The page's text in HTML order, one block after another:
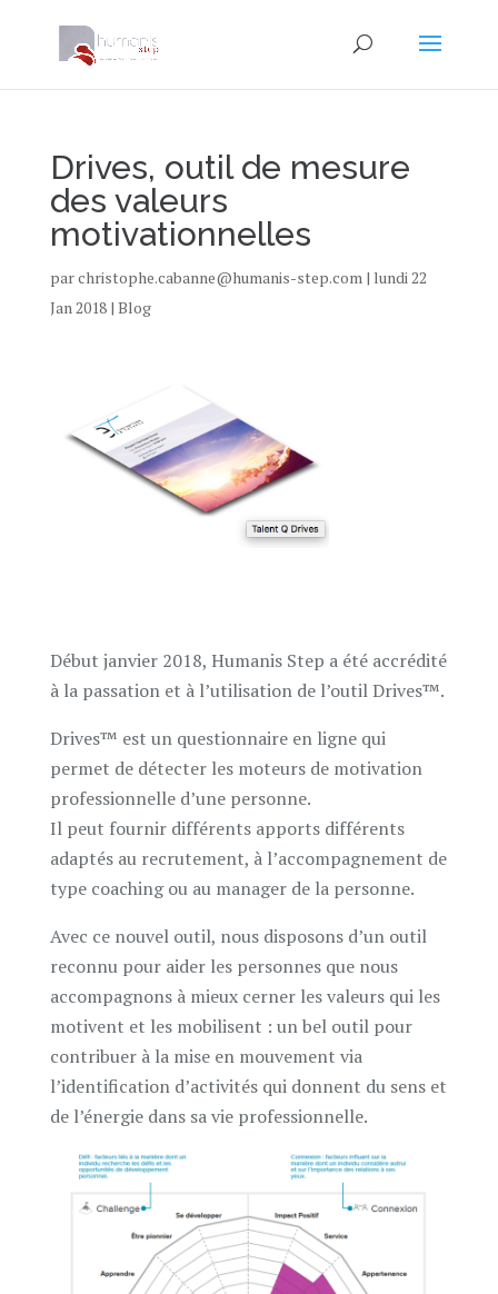
Drives, outil de mesure
des valeurs
motivationnelles
parchristophe.cabanne@humanis-step.com| lundi 22
Jan 2018| Blog
Début janvier 2018, Humanis Step a été accrédité
à la passation et à l’utilisation de l’outil Drives™.
Drives™ est un questionnaire en ligne qui
permet de détecter les moteurs de motivation
professionnelle d’une personne.
Il peut fournir différents apports différents
adaptés au recrutement, à l’accompagnement de
type coaching ou au manager de la personne.
Avec ce nouvel outil, nous disposons d’un outil
reconnu pour aider les personnes que nous
accompagnons à mieux cerner les valeurs qui les
motivent et les mobilisent : un bel outil pour
contribuer à la mise en mouvement via
l’identification d’activités qui donnent du sens et
de l’énergie dans sa vie professionnelle.